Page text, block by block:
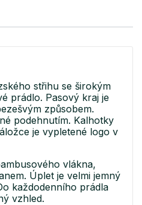
střihu se širokým
prádlo. Pasový kraj je
způsobem.
podehnutím. Kalhotky
je vypletené logo v
vlákna,
Úplet je velmi jemný
každodenního prádla
vzhled.